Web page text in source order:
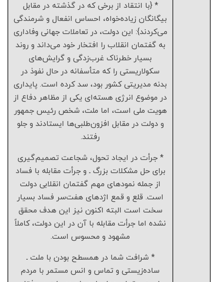
* {با انتقاد از برخی که در گذشته در مقابل
بیگانگان زیاده‌خواه، احساس انفعال و شرمندگی
می‌کردند}: این دولت، در تعاملات جهانی وفاداری
به گفتمان انقلاب را افتخار خود می‌داند و روند
بسیار خطرناک غرب‌زدگی و گرایش‌های
سکولاریستی را که متأسفانه در حال نفوذ در
بدنه مدیریتی کشور بود، سد کرده است. پایداری
در موضوع انرژی هسته‌ای یکی از مظاهر دفاع از
هویت ملی است، اما ملت، شخص رئیس جمهور
و دولت در مقابل افزون‌طلبی‌ها ایستادند و جلو
رفتند.
* جرأت در ایجاد تحول، شجاعت تصمیم‌گیری
برای حل مشکلات بزرگ ـ و جرأت مقابله با فساد
از جمله نمودهای مهم گفتمان انقلابی دولت
است. قلع و قمع اژدهای هفت‌سر فساد بسیار
سخت است البته اکنون نیز این هدف محقق
نشده اما جرأت مقابله با آن در این دولت، کاملاً
مشهود و محسوس است.
* شرافت شما در همسطح بودن با ملت ـ
ساده‌زیستی و تماس و انس مستمر با مردم